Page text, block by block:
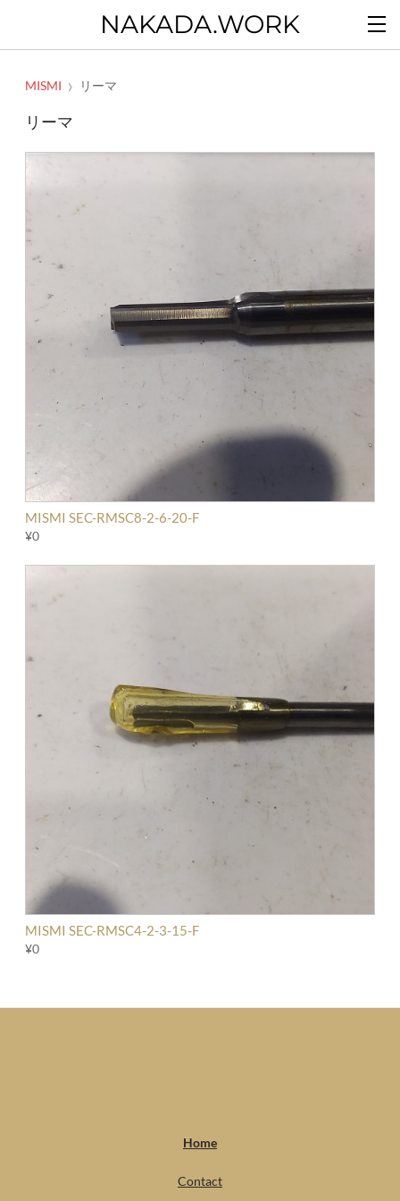
NAKADA.WORK
MISMI リーマ
リーマ
MISMI SEC-RMSC8-2-6-20-F
¥0
MISMI SEC-RMSC4-2-3-15-F
¥0
Home
Contact